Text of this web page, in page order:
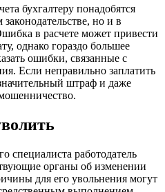
бухгалтеру понадобятся
но и в
в расчете может привести
однако гораздо большее
ошибки, связанные с
Если неправильно заплатить
штраф и даже
специалиста работодатель
органы об изменении
для его увольнения могут